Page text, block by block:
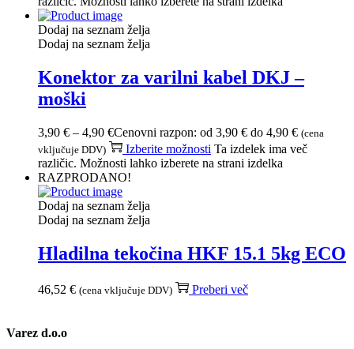
Dodaj na seznam želja
Dodaj na seznam želja
Konektor za varilni kabel DKJ –
moški
3,90 € – 4,90 €Cenovni razpon: od 3,90 € do 4,90 € (cena
vključuje DDV)
Izberite možnosti Ta izdelek ima več
različic. Možnosti lahko izberete na strani izdelka
RAZPRODANO!
Dodaj na seznam želja
Dodaj na seznam želja
Hladilna tekočina HKF 15.1 5kg ECO
46,52 € (cena vključuje DDV) Preberi več
Varez d.o.o